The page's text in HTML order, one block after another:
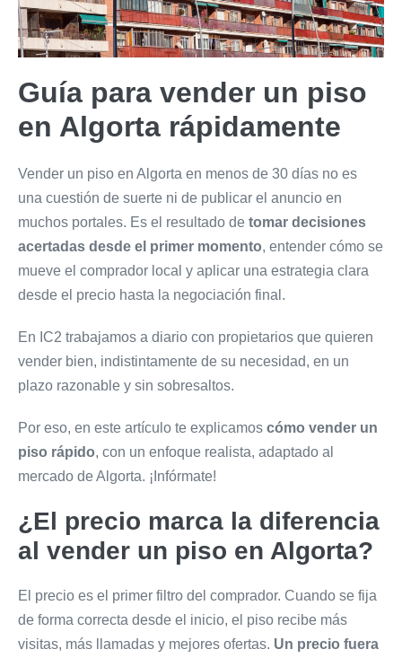
Guía para vender un piso
en Algorta rápidamente
Vender un piso en Algorta en menos de 30 días no es
una cuestión de suerte ni de publicar el anuncio en
muchos portales. Es el resultado de tomar decisiones
acertadas desde el primer momento, entender cómo se
mueve el comprador local y aplicar una estrategia clara
desde el precio hasta la negociación final.
En IC2 trabajamos a diario con propietarios que quieren
vender bien, indistintamente de su necesidad, en un
plazo razonable y sin sobresaltos.
Por eso, en este artículo te explicamos cómo vender un
piso rápido, con un enfoque realista, adaptado al
mercado de Algorta. ¡Infórmate!
¿El precio marca la diferencia
al vender un piso en Algorta?
El precio es el primer filtro del comprador. Cuando se fija
de forma correcta desde el inicio, el piso recibe más
visitas, más llamadas y mejores ofertas. Un precio fuera